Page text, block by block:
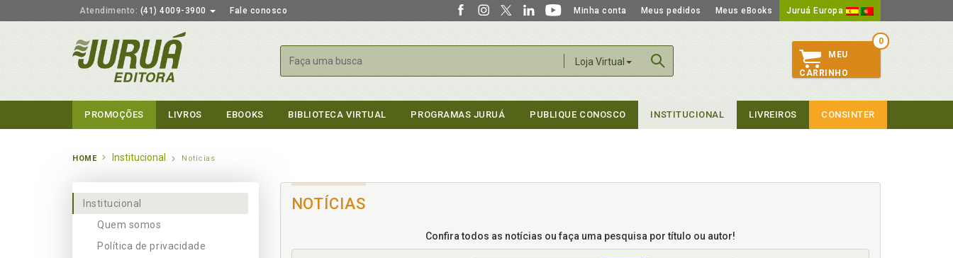
Atendimento: (41) 4009-3900 Fale conosco Minha conta Meus pedidos Meus eBooks Juruá Europa
Loja Virtual
Buscar
0
MEU
CARRINHO
PROMOÇÕES LIVROS EBOOKS BIBLIOTECA VIRTUAL PROGRAMAS JURUÁ PUBLIQUE CONOSCO INSTITUCIONAL LIVREIROS CONSINTER
HOME Institucional Notícias
Institucional
Quem somos
Política de privacidade
NOTÍCIAS
Confira todos as notícias ou faça uma pesquisa por título ou autor!